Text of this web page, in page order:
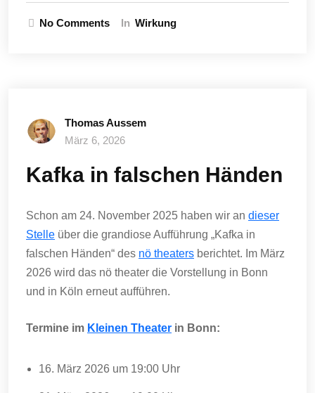
No Comments In Wirkung
Thomas Aussem
März 6, 2026
Kafka in falschen Händen
Schon am 24. November 2025 haben wir an dieser
Stelle über die grandiose Aufführung „Kafka in
falschen Händen“ des nö theaters berichtet. Im März
2026 wird das nö theater die Vorstellung in Bonn
und in Köln erneut aufführen.
Termine im Kleinen Theater in Bonn:
16. März 2026 um 19:00 Uhr